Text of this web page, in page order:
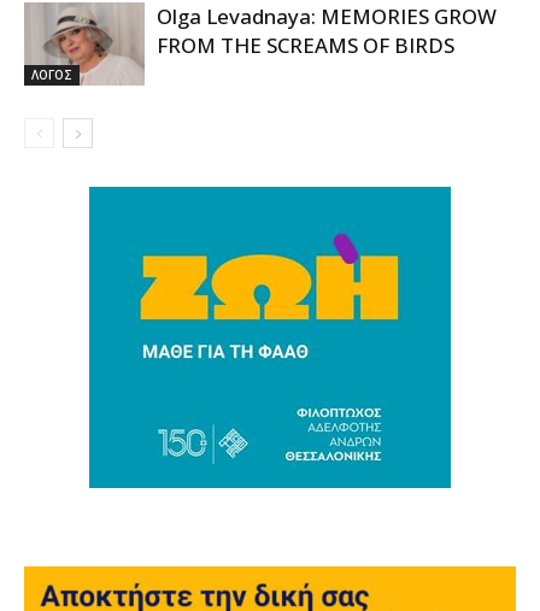
ΛΟΓΟΣ
Olga Levadnaya: MEMORIES GROW
FROM THE SCREAMS OF BIRDS